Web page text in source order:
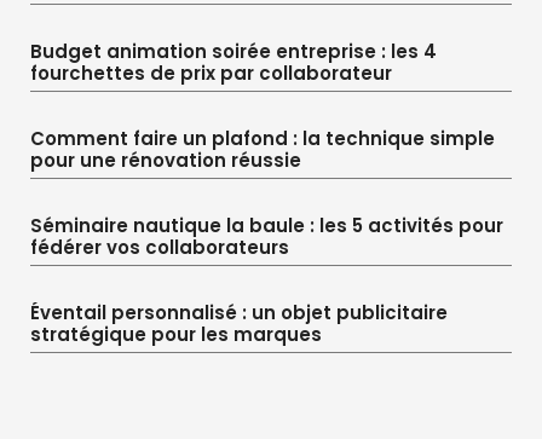
Budget animation soirée entreprise : les 4
fourchettes de prix par collaborateur
Comment faire un plafond : la technique simple
pour une rénovation réussie
Séminaire nautique la baule : les 5 activités pour
fédérer vos collaborateurs
Éventail personnalisé : un objet publicitaire
stratégique pour les marques